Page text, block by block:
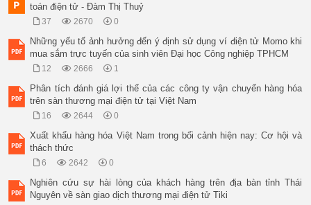
toán điện tử - Đàm Thị Thuỷ
37 2670 0
Những yếu tố ảnh hưởng đến ý định sử dụng ví điện tử Momo khi
mua sắm trực tuyến của sinh viên Đại học Công nghiệp TPHCM
12 2666 1
Phân tích đánh giá lợi thế của các công ty vận chuyển hàng hóa
trên sàn thương mại điện tử tại Việt Nam
16 2644 0
Xuất khẩu hàng hóa Việt Nam trong bối cảnh hiện nay: Cơ hội và
thách thức
6 2642 0
Nghiên cứu sự hài lòng của khách hàng trên địa bàn tỉnh Thái
Nguyên về sàn giao dịch thương mại điện tử Tiki